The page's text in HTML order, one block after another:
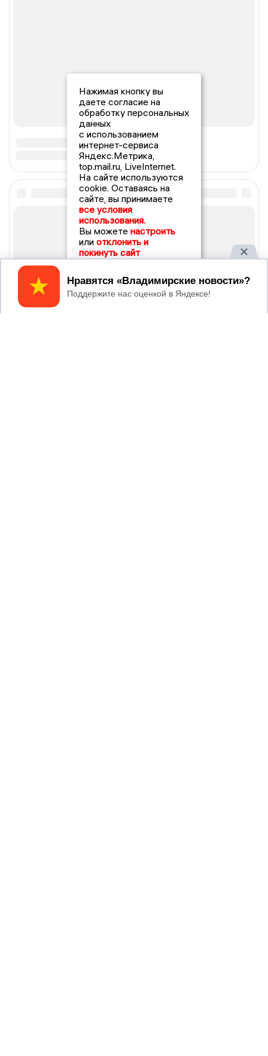
Нажимая кнопку вы
даете согласие на
обработку персональных
данных
с использованием
интернет-сервиса
Яндекс.Метрика,
top.mail.ru, LiveInternet.
На сайте используются
cookie. Оставаясь на
сайте, вы принимаете
все условия
использования.
Вы можете настроить
или отклонить и
покинуть сайт
Принять